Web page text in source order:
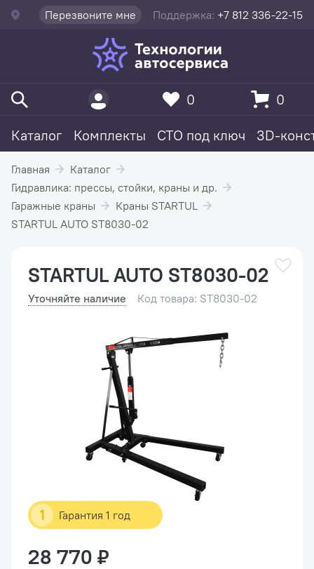
Перезвоните мне Поддержка: +7 812 336-22-15
Каталог Комплекты СТО под ключ 3D-
0 0
Главная
Каталог
Гидравлика: прессы, стойки, краны и др.
Гаражные краны
Краны STARTUL
STARTUL AUTO ST8030-02
1 Гарантия 1 год
STARTUL AUTO ST8030-02
Уточняйте наличие Код товара: ST8030-02
28 770 ₽